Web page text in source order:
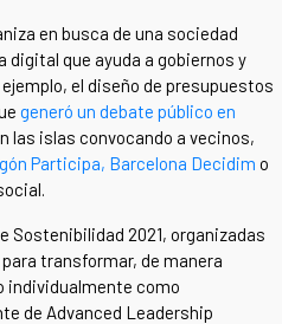
en busca de una sociedad
digital que ayuda a gobiernos y
el diseño de presupuestos
generó un debate público en
las islas convocando a vecinos,
Participa, Barcelona Decidim o
Sostenibilidad 2021, organizadas
transformar, de manera
individualmente como
de Advanced Leadership